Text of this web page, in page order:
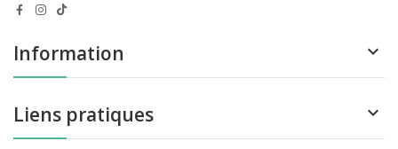
Information 
Liens pratiques 